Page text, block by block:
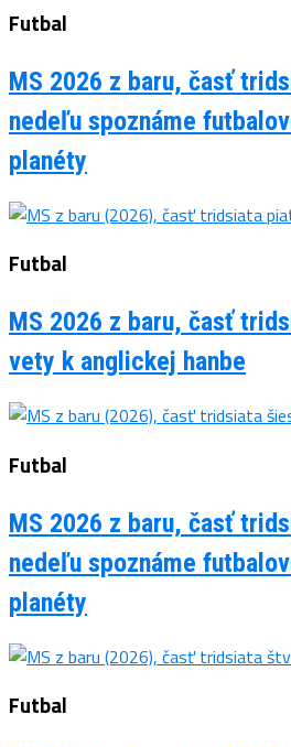
Futbal
MS 2026 z baru, časť
nedeľu spoznáme
planéty
Futbal
MS 2026 z baru, časť
vety k anglickej hanbe
Futbal
MS 2026 z baru, časť
nedeľu spoznáme
planéty
Futbal